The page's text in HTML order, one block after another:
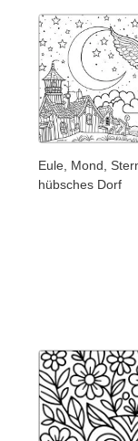
Eule, Mond,
hübsches Dorf